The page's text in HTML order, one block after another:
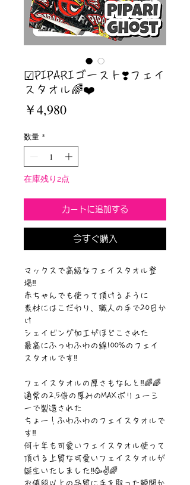
☑︎PIPARIゴースト❣️フェイ
スタオル🌈❤️
￥4,980価
数量 *
在庫残り2点
カートに追加する
今すぐ購入
マックスで高級なフェイスタオル登
場‼️
赤ちゃんでも使って頂けるように
素材にはこだわり、職人の手で20日か
け
シェイビング加工がほどこされた
最高にふっわふわの綿100%のフェイ
スタオルです‼️
フェイスタオルの厚さもなんと‼️🌈🌈
通常の2.5倍の厚みのMAXボリューミ
ーで製造された
ちょー！ふわふわのフェイスタオルで
す‼️
何十年も可愛いフェイスタオル使って
頂ける上質な可愛いフェイスタオルが
誕生いたしました‼️🥳✌️🌈